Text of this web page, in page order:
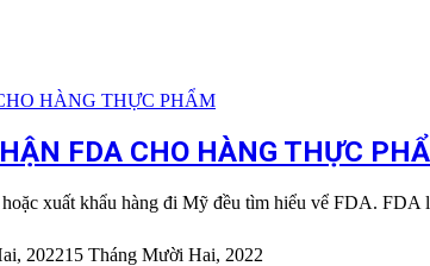
FDA CHO HÀNG THỰC
xuất khẩu hàng đi Mỹ đều tìm hiểu vể FDA.
202215 Tháng Mười Hai, 2022